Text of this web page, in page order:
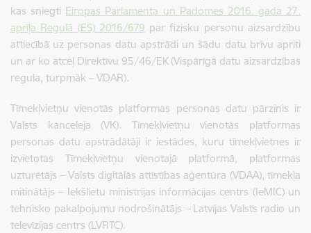
kas sniegti Eiropas Parlamenta un Padomes 2016. gada 27.
aprīļa Regulā (ES) 2016/679 par fizisku personu aizsardzību
attiecībā uz personas datu apstrādi un šādu datu brīvu apriti
un ar ko atceļ Direktīvu 95/46/EK (Vispārīgā datu aizsardzības
regula, turpmāk – VDAR).
Tīmekļvietņu vienotās platformas personas datu pārzinis ir
Valsts kanceleja (VK). Tīmekļvietņu vienotās platformas
personas datu apstrādātāji ir iestādes, kuru tīmekļvietnes ir
izvietotas Tīmekļvietņu vienotajā platformā, platformas
uzturētājs – Valsts digitālās attīstības aģentūra (VDAA), tīmekļa
mitinātājs – Iekšlietu ministrijas informācijas centrs (IeMIC) un
tehnisko pakalpojumu nodrošinātājs – Latvijas Valsts radio un
televīzijas centrs (LVRTC).